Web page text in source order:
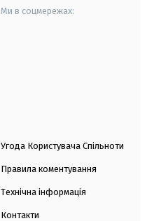
Ми в соцмережах:
Угода Користувача Спільноти
Правила коментування
Технічна інформація
Контакти